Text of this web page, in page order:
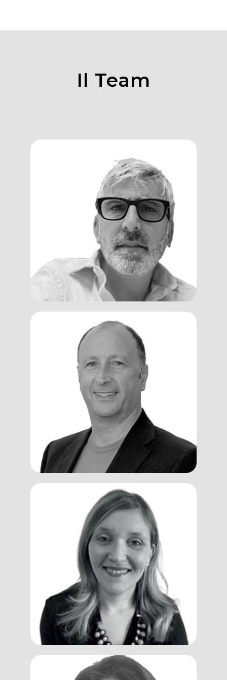
Il Team
Giuliano
Caggiano
Partner, Master Trainer, Coach e
Marco
Rimedio
Partner, Business Coach, Advisor
Alessandra
Della Pelle
Partner, Master Trainer, Coach